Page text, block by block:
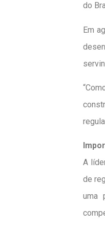
do
Em
A
de
uma